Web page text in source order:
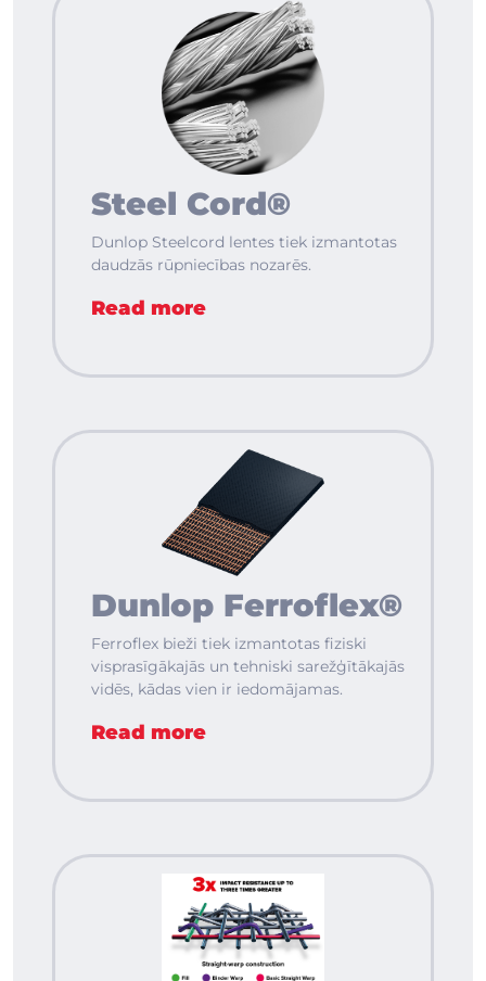
Steel Cord®
Dunlop Steelcord lentes tiek izmantotas
daudzās rūpniecības nozarēs.
Read more
Dunlop Ferroflex®
Ferroflex bieži tiek izmantotas fiziski
visprasīgākajās un tehniski sarežģītākajās
vidēs, kādas vien ir iedomājamas.
Read more